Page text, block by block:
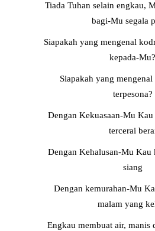
Tiada Tuhan selain engkau,
bagi-Mu segala
Siapakah yang mengenal
kepada-Mu?
Siapakah yang
terpesona?
Dengan Kekuasaan-Mu
tercerai
Dengan Kehalusan-Mu Kau
siang
Dengan kemurahan-Mu
malam yang
Engkau membuat air, manis